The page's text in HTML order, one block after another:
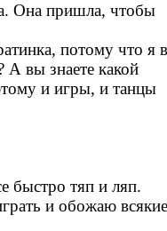
Она пришла,
потому что я
знаете какой
и игры, и танцы
быстро тяп и ляп.
и обожаю всякие